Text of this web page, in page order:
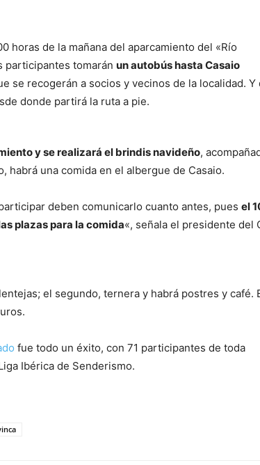
horas de la mañana del aparcamiento del «Río
participantes tomarán un autobús hasta Casaio
se recogerán a socios y vecinos de la localidad. Y
donde partirá la ruta a pie.
y se realizará el brindis navideño,
habrá una comida en el albergue de Casaio.
deben comunicarlo cuanto antes, pues el
plazas para la comida«, señala el presidente del
el segundo, ternera y habrá postres y café.
fue todo un éxito, con 71 participantes de toda
Ibérica de Senderismo.